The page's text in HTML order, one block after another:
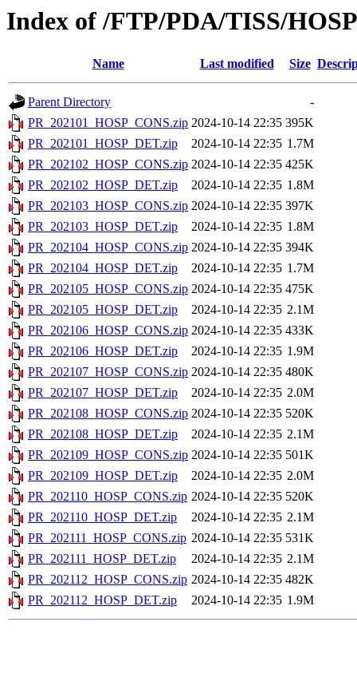
Index of /FTP/PDA/TISS/
Name Last modified Size
Parent Directory
-
PR_202101_HOSP_CONS.zip 2024-10-14 22:35 395K
PR_202101_HOSP_DET.zip
2024-10-14 22:35 1.7M
PR_202102_HOSP_CONS.zip 2024-10-14 22:35 425K
PR_202102_HOSP_DET.zip
2024-10-14 22:35 1.8M
PR_202103_HOSP_CONS.zip 2024-10-14 22:35 397K
PR_202103_HOSP_DET.zip
2024-10-14 22:35 1.8M
PR_202104_HOSP_CONS.zip 2024-10-14 22:35 394K
PR_202104_HOSP_DET.zip
2024-10-14 22:35 1.7M
PR_202105_HOSP_CONS.zip 2024-10-14 22:35 475K
PR_202105_HOSP_DET.zip
2024-10-14 22:35 2.1M
PR_202106_HOSP_CONS.zip 2024-10-14 22:35 433K
PR_202106_HOSP_DET.zip
2024-10-14 22:35 1.9M
PR_202107_HOSP_CONS.zip 2024-10-14 22:35 480K
PR_202107_HOSP_DET.zip
2024-10-14 22:35 2.0M
PR_202108_HOSP_CONS.zip 2024-10-14 22:35 520K
PR_202108_HOSP_DET.zip
2024-10-14 22:35 2.1M
PR_202109_HOSP_CONS.zip 2024-10-14 22:35 501K
PR_202109_HOSP_DET.zip
2024-10-14 22:35 2.0M
PR_202110_HOSP_CONS.zip 2024-10-14 22:35 520K
PR_202110_HOSP_DET.zip
2024-10-14 22:35 2.1M
PR_202111_HOSP_CONS.zip 2024-10-14 22:35 531K
PR_202111_HOSP_DET.zip
2024-10-14 22:35 2.1M
PR_202112_HOSP_CONS.zip 2024-10-14 22:35 482K
PR_202112_HOSP_DET.zip
2024-10-14 22:35 1.9M